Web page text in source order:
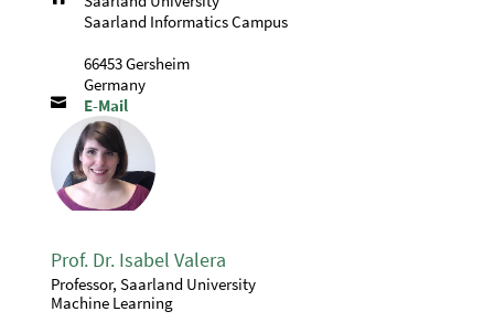
Saarland Informatics Campus
66453 Gersheim
Germany
 E-Mail
Prof. Dr. Isabel Valera
Professor, Saarland University
Machine Learning